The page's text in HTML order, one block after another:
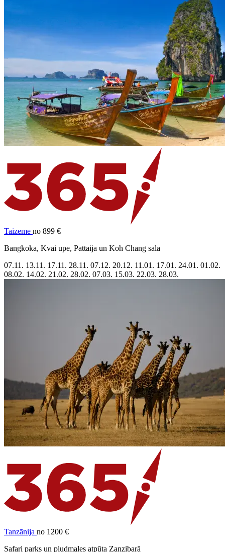
Taizeme no 899 €
Bangkoka, Kvai upe, Pattaija un Koh Chang sala
07.11. 13.11. 17.11. 28.11. 07.12. 20.12. 11.01. 17.01. 24.01. 01.02.
08.02. 14.02. 21.02. 28.02. 07.03. 15.03. 22.03. 28.03.
Tanzānija no 1200 €
Safari parks un pludmales atpūta Zanzibarā